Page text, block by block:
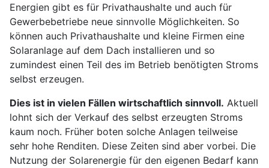
Energien gibt es für Privathaushalte und auch für
Gewerbebetriebe neue sinnvolle Möglichkeiten. So
können auch Privathaushalte und kleine Firmen eine
Solaranlage auf dem Dach installieren und so
zumindest einen Teil des im Betrieb benötigten Stroms
selbst erzeugen.
Dies ist in vielen Fällen wirtschaftlich sinnvoll. Aktuell
lohnt sich der Verkauf des selbst erzeugten Stroms
kaum noch. Früher boten solche Anlagen teilweise
sehr hohe Renditen. Diese Zeiten sind aber vorbei. Die
Nutzung der Solarenergie für den eigenen Bedarf kann